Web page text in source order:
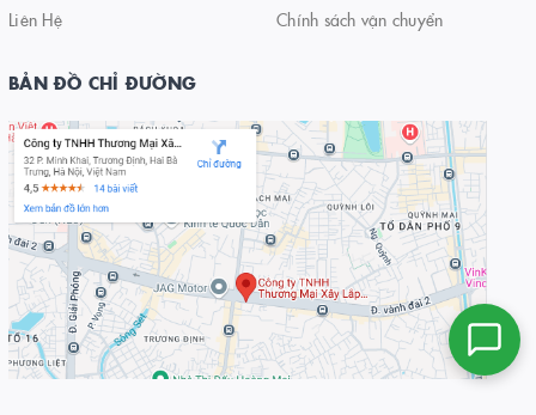
Liên Hệ
Chính sách vận chuyển
BẢN ĐỒ CHỈ ĐƯỜNG